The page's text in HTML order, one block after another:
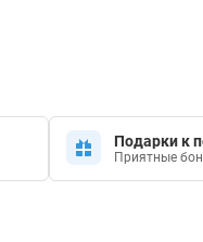
Подарки к
Приятные